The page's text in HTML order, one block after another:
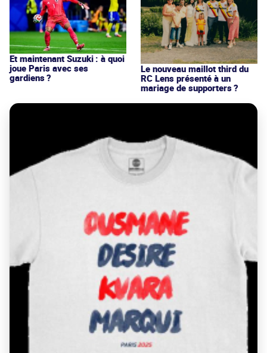
Et maintenant Suzuki : à quoi
joue Paris avec ses
gardiens ?
Le nouveau maillot third du
RC Lens présenté à un
mariage de supporters ?